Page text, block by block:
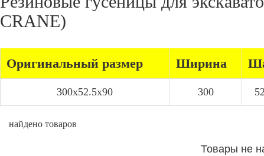
CRANE)
Оригинальный размер Ширина
300x52.5x90 300
найдено товаров
Товары не